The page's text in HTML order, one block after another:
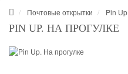
Почтовые открытки Pin Up
PIN UP. НА ПРОГУЛКЕ